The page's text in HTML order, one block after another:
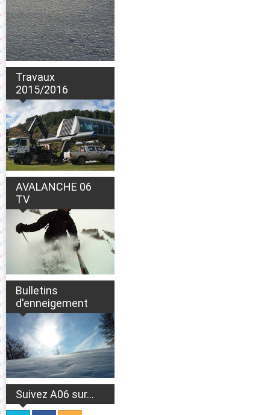
Travaux
2015/2016
AVALANCHE 06
TV
Bulletins
d'enneigement
Suivez A06 sur...